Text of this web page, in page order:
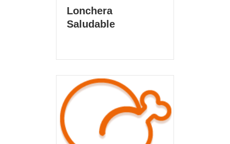
Lonchera
Saludable